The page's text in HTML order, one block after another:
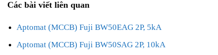
Các bài viết liên quan
Aptomat (MCCB) Fuji BW50EAG 2P, 5kA
Aptomat (MCCB) Fuji BW50SAG 2P, 10kA